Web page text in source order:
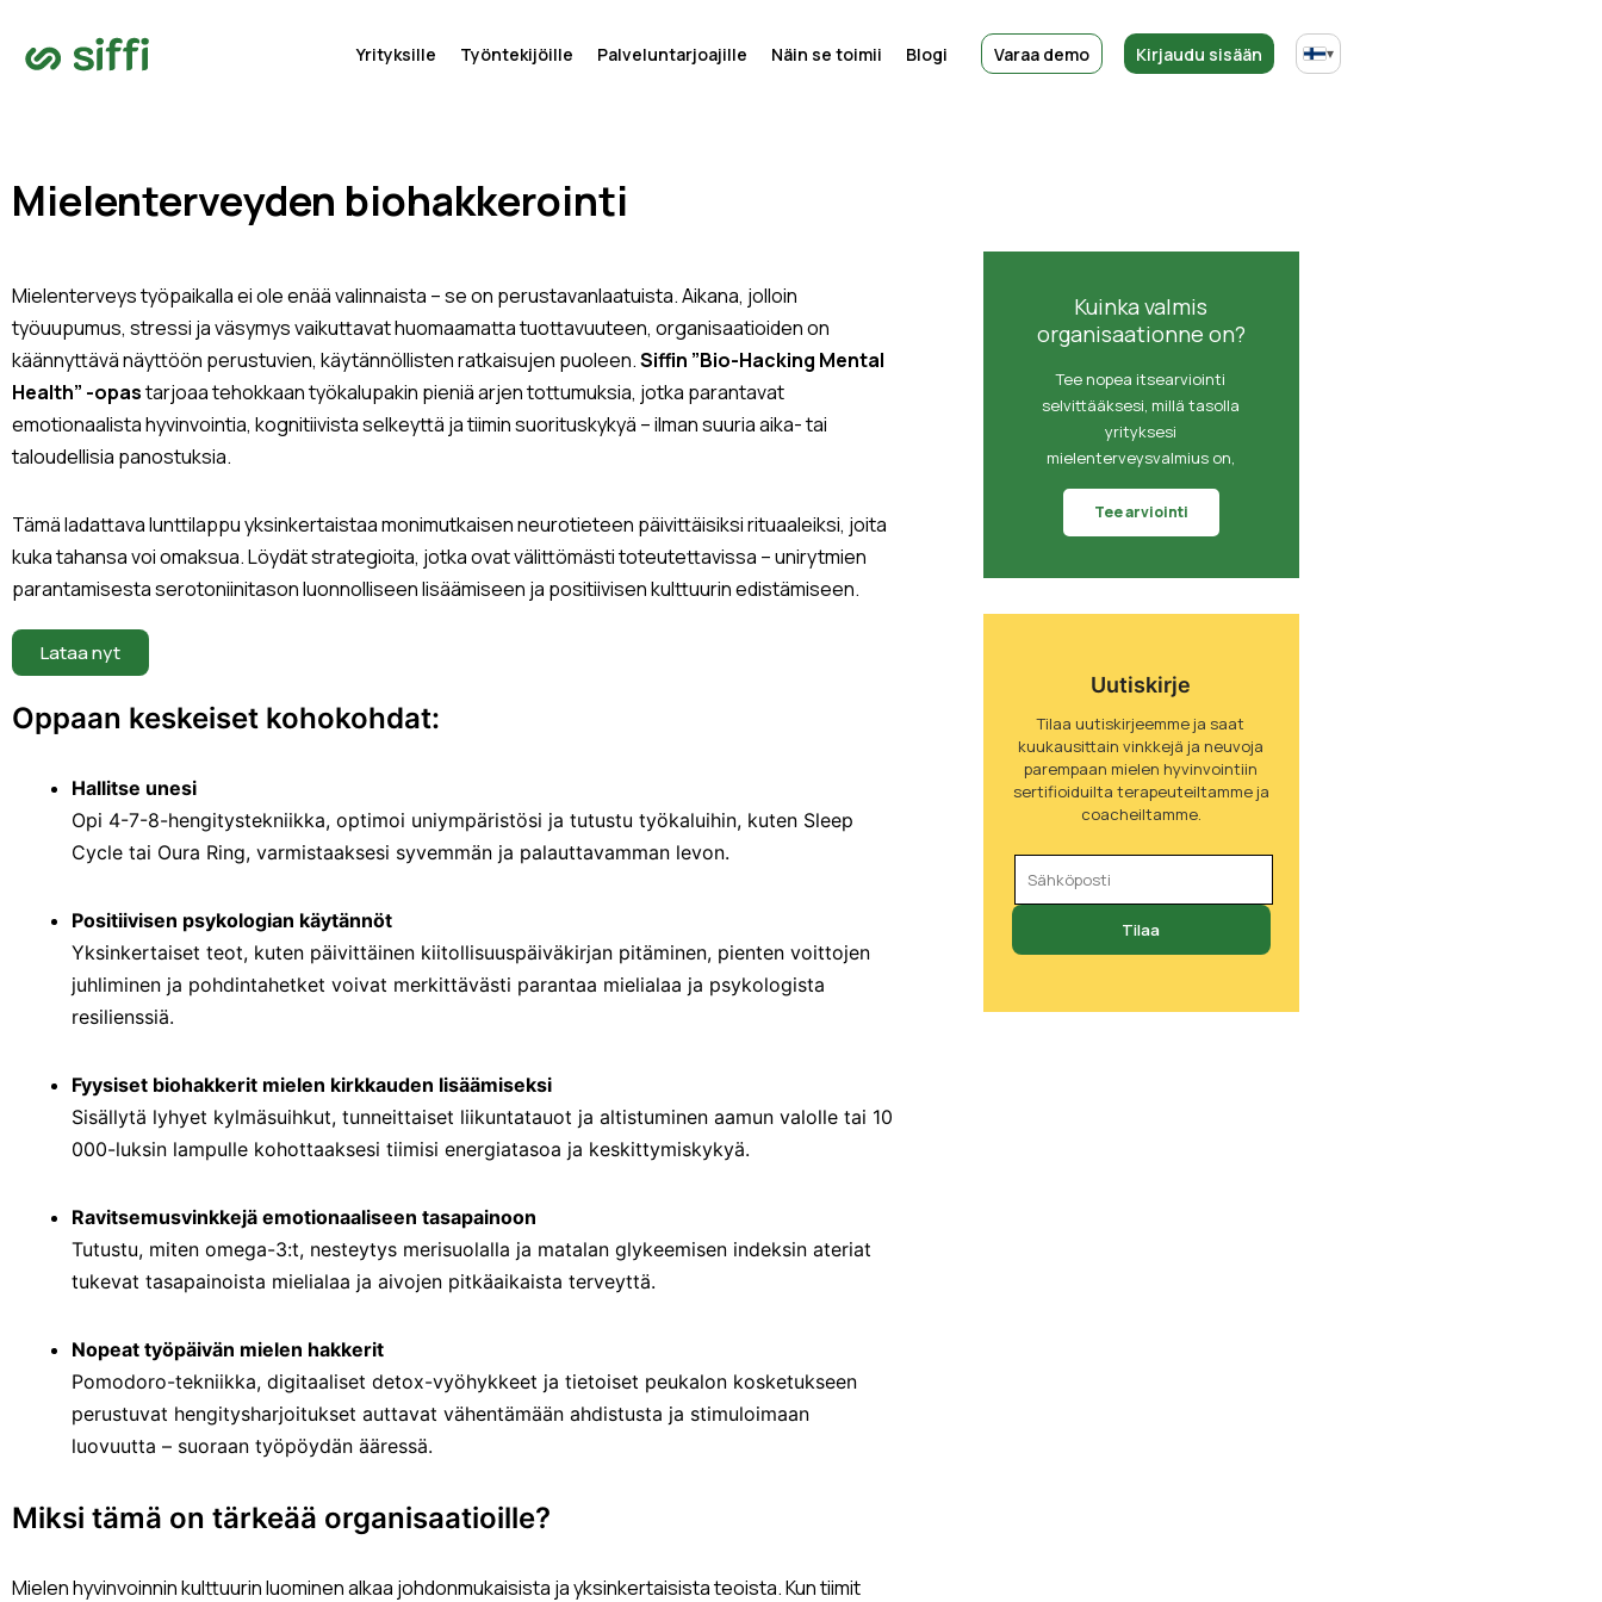
Yrityksille Työntekijöille Palveluntarjoajille Näin se toimii Blogi Varaa demo Kirjaudu sisään ▾
Mielenterveyden biohakkerointi
Mielenterveys työpaikalla ei ole enää valinnaista – se on perustavanlaatuista. Aikana, jolloin
työuupumus, stressi ja väsymys vaikuttavat huomaamatta tuottavuuteen, organisaatioiden on
käännyttävä näyttöön perustuvien, käytännöllisten ratkaisujen puoleen.Siffin ”Bio-Hacking Mental
Health” -opastarjoaa tehokkaan työkalupakin pieniä arjen tottumuksia, jotka parantavat
emotionaalista hyvinvointia, kognitiivista selkeyttä ja tiimin suorituskykyä – ilman suuria aika- tai
taloudellisia panostuksia.
Tämä ladattava lunttilappu yksinkertaistaa monimutkaisen neurotieteen päivittäisiksi rituaaleiksi, joita
kuka tahansa voi omaksua. Löydät strategioita, jotka ovat välittömästi toteutettavissa – unirytmien
parantamisesta serotoniinitason luonnolliseen lisäämiseen ja positiivisen kulttuurin edistämiseen.
Lataa nyt
Oppaan keskeiset kohokohdat:
Hallitse unesi
Opi 4-7-8-hengitystekniikka, optimoi uniympäristösi ja tutustu työkaluihin, kuten Sleep
Cycle tai Oura Ring, varmistaaksesi syvemmän ja palauttavamman levon.
Positiivisen psykologian käytännöt
Yksinkertaiset teot, kuten päivittäinen kiitollisuuspäiväkirjan pitäminen, pienten voittojen
juhliminen ja pohdintahetket voivat merkittävästi parantaa mielialaa ja psykologista
resilienssiä.
Fyysiset biohakkerit mielen kirkkauden lisäämiseksi
Sisällytä lyhyet kylmäsuihkut, tunneittaiset liikuntatauot ja altistuminen aamun valolle tai 10
000-luksin lampulle kohottaaksesi tiimisi energiatasoa ja keskittymiskykyä.
Ravitsemusvinkkejä emotionaaliseen tasapainoon
Tutustu, miten omega-3:t, nesteytys merisuolalla ja matalan glykeemisen indeksin ateriat
tukevat tasapainoista mielialaa ja aivojen pitkäaikaista terveyttä.
Nopeat työpäivän mielen hakkerit
Pomodoro-tekniikka, digitaaliset detox-vyöhykkeet ja tietoiset peukalon kosketukseen
perustuvat hengitysharjoitukset auttavat vähentämään ahdistusta ja stimuloimaan
luovuutta – suoraan työpöydän ääressä.
Miksi tämä on tärkeää organisaatioille?
Mielen hyvinvoinnin kulttuurin luominen alkaa johdonmukaisista ja yksinkertaisista teoista. Kun tiimit
Kuinka valmis
organisaationne on?
Tee nopea itsearviointi
selvittääksesi, millä tasolla
yrityksesi
mielenterveysvalmius on,
Tee arviointi
Uutiskirje
Tilaa uutiskirjeemme ja saat
kuukausittain vinkkejä ja neuvoja
parempaan mielen hyvinvointiin
sertifioiduilta terapeuteiltamme ja
coacheiltamme.
Tilaa